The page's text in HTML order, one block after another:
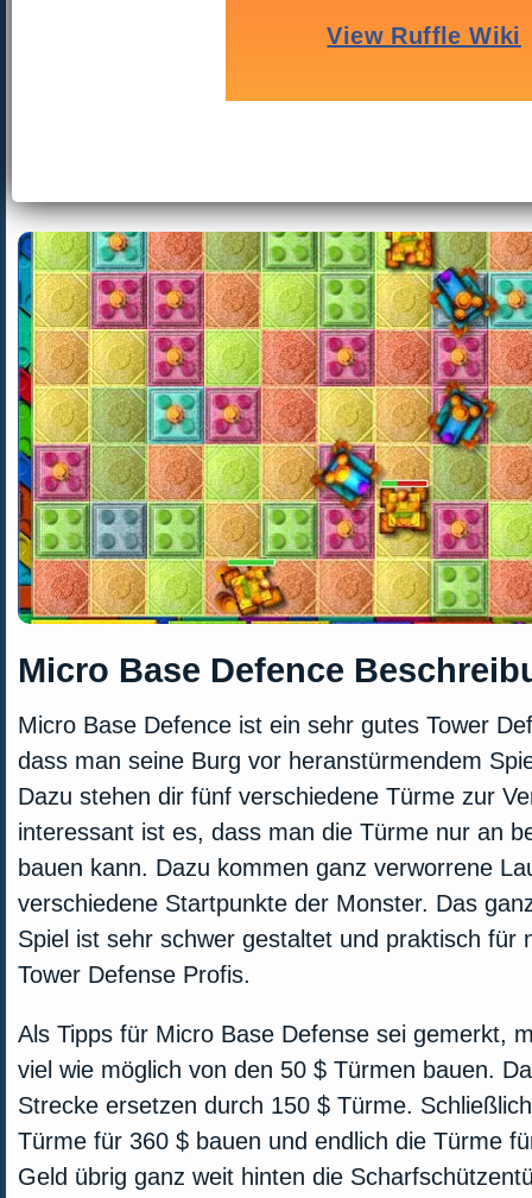
Micro Base Defence
Micro Base Defence ist ein sehr gutes Tower
dass man seine Burg vor heranstürmendem
Dazu stehen dir fünf verschiedene Türme zur
interessant ist es, dass man die Türme nur an
bauen kann. Dazu kommen ganz verworrene
verschiedene Startpunkte der Monster. Das
Spiel ist sehr schwer gestaltet und praktisch für
Tower Defense Profis.
Als Tipps für Micro Base Defense sei gemerkt,
viel wie möglich von den 50 $ Türmen bauen.
Strecke ersetzen durch 150 $ Türme.
Türme für 360 $ bauen und endlich die Türme
Geld übrig ganz weit hinten die